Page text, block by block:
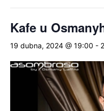
Kafe u
19 dubna, 2024 @ 19:00 -